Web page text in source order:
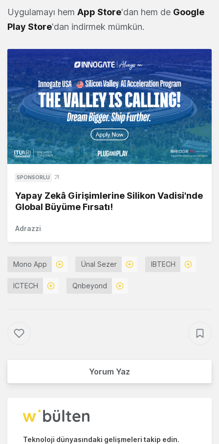
Uygulamayı hem App Store'dan hem de Google
Play Store'dan indirmek mümkün.
SPONSORLU
Yapay Zekâ Girişimlerine Silikon Vadisi'nde
Global Büyüme Fırsatı!
Adrazzi
Mono App Ünal Sezer IBTECH
ICTECH Qnbeyond
Yorum Yaz
Teknoloji dünyasındaki gelişmeleri takip edin.